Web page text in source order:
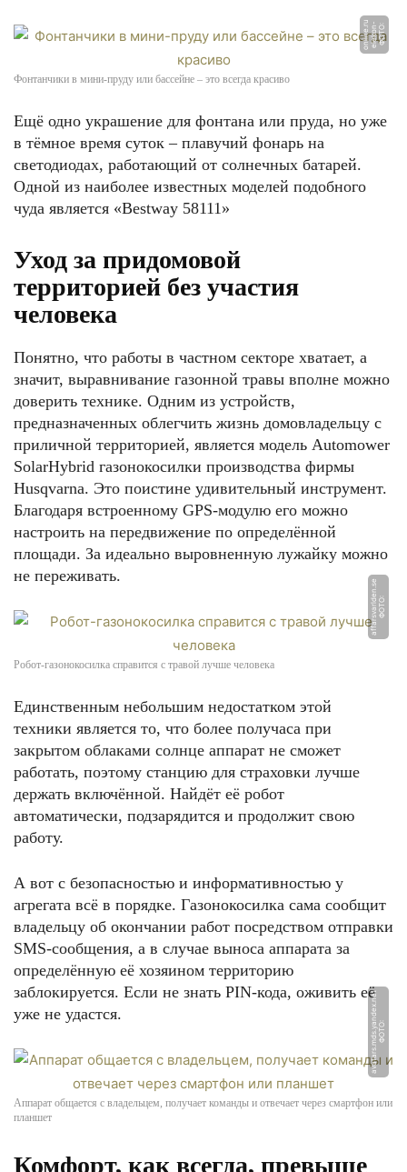
Ф
О
Т
О:
el
e
k
o
n
-o
nli
n
e.
r
u
Фонтанчики в мини-пруду или бассейне – это всегда красиво
Ещё одно украшение для фонтана или пруда, но уже
в тёмное время суток – плавучий фонарь на
светодиодах, работающий от солнечных батарей.
Одной из наиболее известных моделей подобного
чуда является «Bestway 58111»
Уход за придомовой
территорией без участия
человека
Понятно, что работы в частном секторе хватает, а
значит, выравнивание газонной травы вполне можно
доверить технике. Одним из устройств,
предназначенных облегчить жизнь домовладельцу с
приличной территорией, является модель Automower
SolarHybrid газонокосилки производства фирмы
Husqvarna. Это поистине удивительный инструмент.
Благодаря встроенному GPS-модулю его можно
настроить на передвижение по определённой
площади. За идеально выровненную лужайку можно
не переживать.
Ф
О
Т
О:
a
f
f
a
r
s
v
a
rl
d
e
n.
s
e
Робот-газонокосилка справится с травой лучше человека
Единственным небольшим недостатком этой
техники является то, что более получаса при
закрытом облаками солнце аппарат не сможет
работать, поэтому станцию для страховки лучше
держать включённой. Найдёт её робот
автоматически, подзарядится и продолжит свою
работу.
А вот с безопасностью и информативностью у
агрегата всё в порядке. Газонокосилка сама сообщит
владельцу об окончании работ посредством отправки
SMS-сообщения, а в случае выноса аппарата за
определённую её хозяином территорию
заблокируется. Если не знать PIN-кода, оживить её
уже не удастся.
Ф
О
Т
О:
a
v
a
t
a
r
s.
m
d
s.
y
a
n
d
e
x.
n
e
t
Аппарат общается с владельцем, получает команды и отвечает через смартфон или
планшет
Комфорт, как всегда, превыше